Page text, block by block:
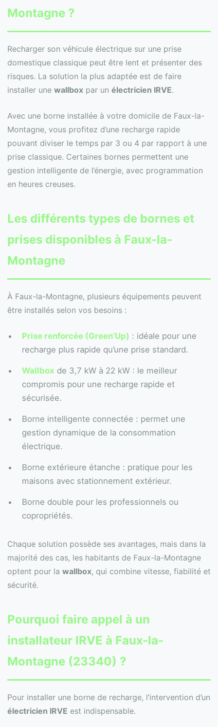
Montagne ?
Recharger son véhicule électrique sur une prise
domestique classique peut être lent et présenter des
risques. La solution la plus adaptée est de faire
installer une wallbox par un électricien IRVE.
Avec une borne installée à votre domicile de Faux-la-
Montagne, vous profitez d’une recharge rapide
pouvant diviser le temps par 3 ou 4 par rapport à une
prise classique. Certaines bornes permettent une
gestion intelligente de l’énergie, avec programmation
en heures creuses.
Les différents types de bornes et
prises disponibles à Faux-la-
Montagne
À Faux-la-Montagne, plusieurs équipements peuvent
être installés selon vos besoins :
Prise renforcée (Green’Up) : idéale pour une
recharge plus rapide qu’une prise standard.
Wallbox de 3,7 kW à 22 kW : le meilleur
compromis pour une recharge rapide et
sécurisée.
Borne intelligente connectée : permet une
gestion dynamique de la consommation
électrique.
Borne extérieure étanche : pratique pour les
maisons avec stationnement extérieur.
Borne double pour les professionnels ou
copropriétés.
Chaque solution possède ses avantages, mais dans la
majorité des cas, les habitants de Faux-la-Montagne
optent pour la wallbox, qui combine vitesse, fiabilité et
sécurité.
Pourquoi faire appel à un
installateur IRVE à Faux-la-
Montagne (23340) ?
Pour installer une borne de recharge, l’intervention d’un
électricien IRVE est indispensable.